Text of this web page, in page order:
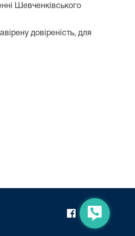
Шевченківського
довіреність, для